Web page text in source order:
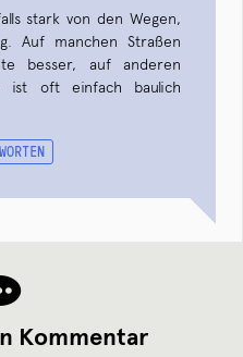
stark von den Wegen,
Auf manchen Straßen
besser, auf anderen
oft einfach baulich
Kommentar